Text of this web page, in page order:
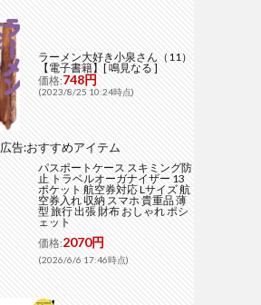
ラーメン大好き小泉さん（11）
【電子書籍】[ 鳴見なる ]
価格:748円
(2023/8/25 10:24時点)
広告:おすすめアイテム
パスポートケース スキミング防
止 トラベルオーガナイザー 13
ポケット 航空券対応 Lサイズ 航
空券入れ 収納 スマホ 貴重品 薄
型 旅行 出張 財布 おしゃれ ポシ
ェット
価格:2070円
(2026/6/6 17:46時点)